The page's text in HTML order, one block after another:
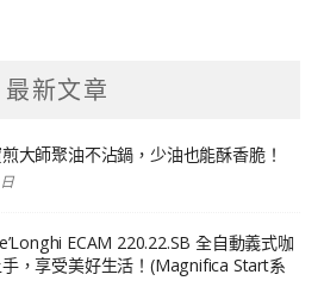
最新文章
煎大師聚油不沾鍋，少油也能酥香脆！
ECAM 220.22.SB 全自動義式咖
，享受美好生活！(Magnifica Start系